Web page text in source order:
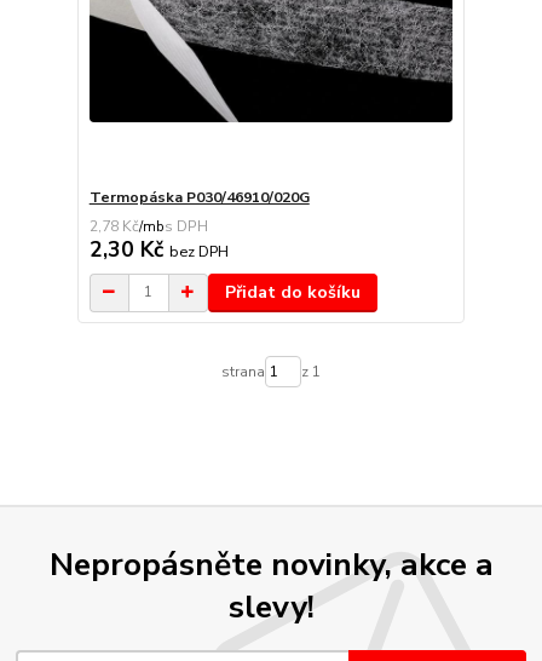
Termopáska P030/46910/020G
2,78 Kč/mb
2,30 Kč bez DPH
Přidat do košíku
strana z 1
Nepropásněte novinky, akce a
slevy!